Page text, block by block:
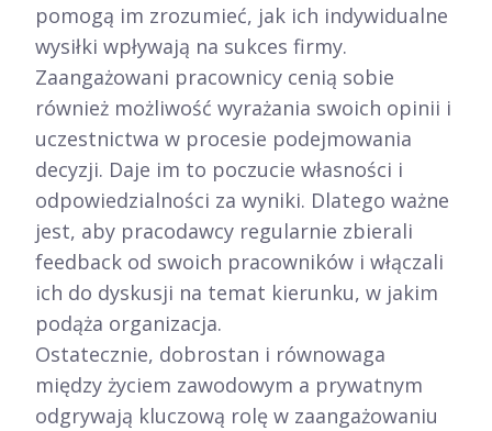
pomogą im zrozumieć, jak ich indywidualne
wysiłki wpływają na sukces firmy.
Zaangażowani pracownicy cenią sobie
również możliwość wyrażania swoich opinii i
uczestnictwa w procesie podejmowania
decyzji. Daje im to poczucie własności i
odpowiedzialności za wyniki. Dlatego ważne
jest, aby pracodawcy regularnie zbierali
feedback od swoich pracowników i włączali
ich do dyskusji na temat kierunku, w jakim
podąża organizacja.
Ostatecznie, dobrostan i równowaga
między życiem zawodowym a prywatnym
odgrywają kluczową rolę w zaangażowaniu